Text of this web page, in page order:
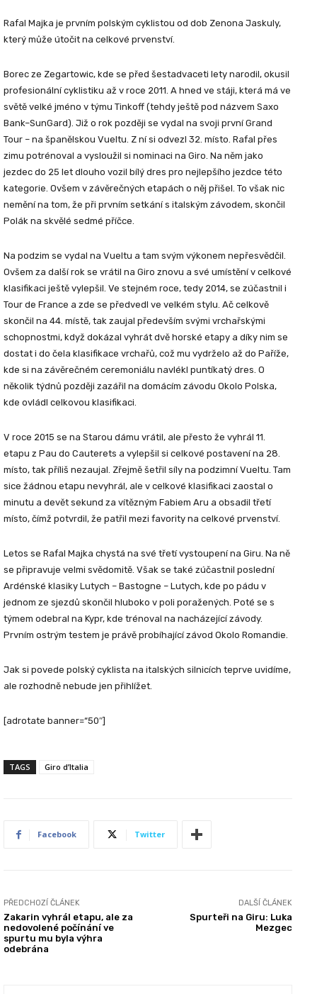
Rafal Majka je prvním polským cyklistou od dob Zenona Jaskuly,
který může útočit na celkové prvenství.
Borec ze Zegartowic, kde se před šestadvaceti lety narodil, okusil
profesionální cyklistiku až v roce 2011. A hned ve stáji, která má ve
světě velké jméno v týmu Tinkoff (tehdy ještě pod názvem Saxo
Bank–SunGard). Již o rok později se vydal na svoji první Grand
Tour – na španělskou Vueltu. Z ní si odvezl 32. místo. Rafal přes
zimu potrénoval a vysloužil si nominaci na Giro. Na něm jako
jezdec do 25 let dlouho vozil bílý dres pro nejlepšího jezdce této
kategorie. Ovšem v závěrečných etapách o něj přišel. To však nic
nemění na tom, že při prvním setkání s italským závodem, skončil
Polák na skvělé sedmé příčce.
Na podzim se vydal na Vueltu a tam svým výkonem nepřesvědčil.
Ovšem za další rok se vrátil na Giro znovu a své umístění v celkové
klasifikaci ještě vylepšil. Ve stejném roce, tedy 2014, se zúčastnil i
Tour de France a zde se předvedl ve velkém stylu. Ač celkově
skončil na 44. místě, tak zaujal především svými vrchařskými
schopnostmi, když dokázal vyhrát dvě horské etapy a díky nim se
dostat i do čela klasifikace vrchařů, což mu vydrželo až do Paříže,
kde si na závěrečném ceremoniálu navlékl puntíkatý dres. O
několik týdnů později zazářil na domácím závodu Okolo Polska,
kde ovládl celkovou klasifikaci.
V roce 2015 se na Starou dámu vrátil, ale přesto že vyhrál 11.
etapu z Pau do Cauterets a vylepšil si celkové postavení na 28.
místo, tak příliš nezaujal. Zřejmě šetřil síly na podzimní Vueltu. Tam
sice žádnou etapu nevyhrál, ale v celkové klasifikaci zaostal o
minutu a devět sekund za vítězným Fabiem Aru a obsadil třetí
místo, čímž potvrdil, že patřil mezi favority na celkové prvenství.
Letos se Rafal Majka chystá na své třetí vystoupení na Giru. Na ně
se připravuje velmi svědomitě. Však se také zúčastnil poslední
Ardénské klasiky Lutych – Bastogne – Lutych, kde po pádu v
jednom ze sjezdů skončil hluboko v poli poražených. Poté se s
týmem odebral na Kypr, kde trénoval na nacházející závody.
Prvním ostrým testem je právě probíhající závod Okolo Romandie.
Jak si povede polský cyklista na italských silnicích teprve uvidíme,
ale rozhodně nebude jen přihlížet.
[adrotate banner=“50″]
TAGS Giro d’Italia
Facebook Twitter
PŘEDCHOZÍ ČLÁNEK
Zakarin vyhrál etapu, ale za
nedovolené počínání ve
spurtu mu byla výhra
odebrána
DALŠÍ ČLÁNEK
Spurteři na Giru: Luka
Mezgec